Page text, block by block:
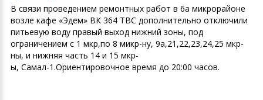
В связи проведением ремонтных работ в 6а микрорайоне
возле кафе «Эдем» ВК 364 ТВС дополнительно отключили
питьевую воду правый выход нижний зоны, под
ограничением с 1 мкр,по 8 микр-ну, 9а,21,22,23,24,25 мкр-
ны, и нижняя часть 14 и 15 мкр-
ы, Самал-1.Ориентировочное время до 20:00 часов.